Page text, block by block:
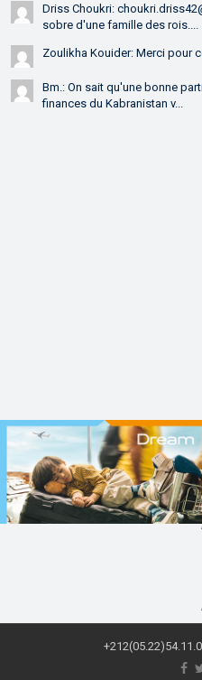
Driss Choukri:
sobre d'une famille des rois....
Zoulikha Kouider: Merci pour
Bm.: On sait qu'une bonne
finances du Kabranistan v...
,